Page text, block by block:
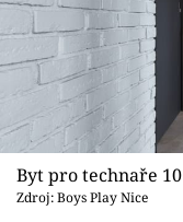
Byt pro technaře 10
Zdroj: Boys Play Nice